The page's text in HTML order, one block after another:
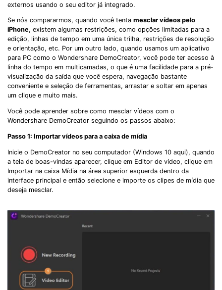
externos usando o seu editor já integrado.
Se nós compararmos, quando você tenta mesclar vídeos pelo
iPhone, existem algumas restrições, como opções limitadas para a
edição, linhas de tempo em uma única trilha, restrições de resolução
e orientação, etc. Por um outro lado, quando usamos um aplicativo
para PC como o Wondershare DemoCreator, você pode ter acesso à
linha do tempo em multicamadas, o que é uma facilidade para a pré-
visualização da saída que você espera, navegação bastante
conveniente e seleção de ferramentas, arrastar e soltar em apenas
um clique e muito mais.
Você pode aprender sobre como mesclar vídeos com o
Wondershare DemoCreator seguindo os passos abaixo:
Passo 1: Importar vídeos para a caixa de mídia
Inicie o DemoCreator no seu computador (Windows 10 aqui), quando
a tela de boas-vindas aparecer, clique em Editor de vídeo, clique em
Importar na caixa Mídia na área superior esquerda dentro da
interface principal e então selecione e importe os clipes de mídia que
deseja mesclar.